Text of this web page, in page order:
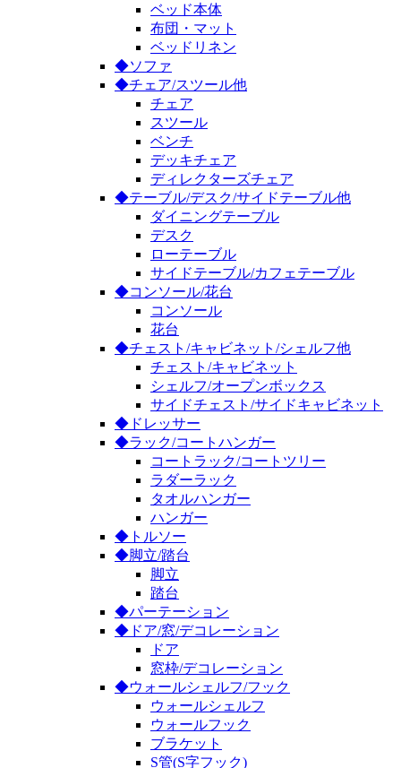
ベッド本体
布団・マット
ベッドリネン
◆ソファ
◆チェア/スツール他
チェア
スツール
ベンチ
デッキチェア
ディレクターズチェア
◆テーブル/デスク/サイドテーブル他
ダイニングテーブル
デスク
ローテーブル
サイドテーブル/カフェテーブル
◆コンソール/花台
コンソール
花台
◆チェスト/キャビネット/シェルフ他
チェスト/キャビネット
シェルフ/オープンボックス
サイドチェスト/サイドキャビネット
◆ドレッサー
◆ラック/コートハンガー
コートラック/コートツリー
ラダーラック
タオルハンガー
ハンガー
◆トルソー
◆脚立/踏台
脚立
踏台
◆パーテーション
◆ドア/窓/デコレーション
ドア
窓枠/デコレーション
◆ウォールシェルフ/フック
ウォールシェルフ
ウォールフック
ブラケット
S管(S字フック)